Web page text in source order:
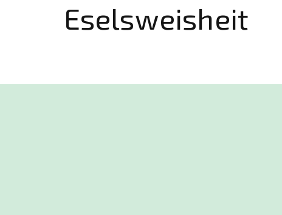
Eselsweisheit